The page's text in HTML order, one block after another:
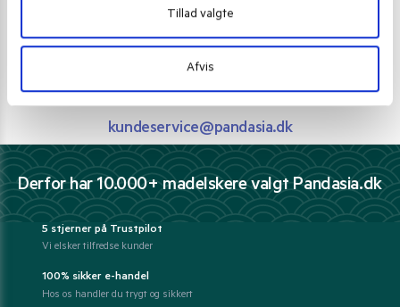
Tillad valgte
Afvis
Vi guider dig igennem asiatisk mad
Telefon support
Ring 30 27 78 78
E-mail support
kundeservice@pandasia.dk
Derfor har 10.000+ madelskere valgt Pandasia.dk
5 stjerner på Trustpilot
Vi elsker tilfredse kunder
100% sikker e-handel
Hos os handler du trygt og sikkert